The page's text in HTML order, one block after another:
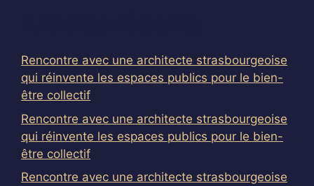
Rencontre avec une architecte strasbourgeoise
qui réinvente les espaces publics pour le bien-
être collectif
Rencontre avec une architecte strasbourgeoise
qui réinvente les espaces publics pour le bien-
être collectif
Rencontre avec une architecte strasbourgeoise